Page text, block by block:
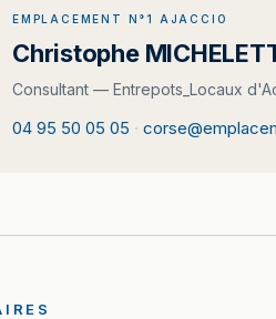
EMPLACEMENT N°1 AJACCIO
Christophe
Consultant — Entrepots_Locaux
04 95 50 05 05 ·